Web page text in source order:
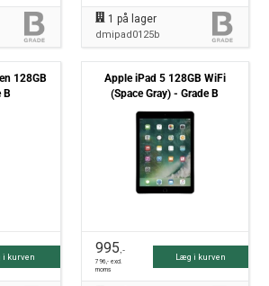
1 på lager
dmipad0125b
128GB
B
i kurven
Apple iPad 5 128GB WiFi
(Space Gray) - Grade B
995,-
796,- excl.
moms
Læg i kurven